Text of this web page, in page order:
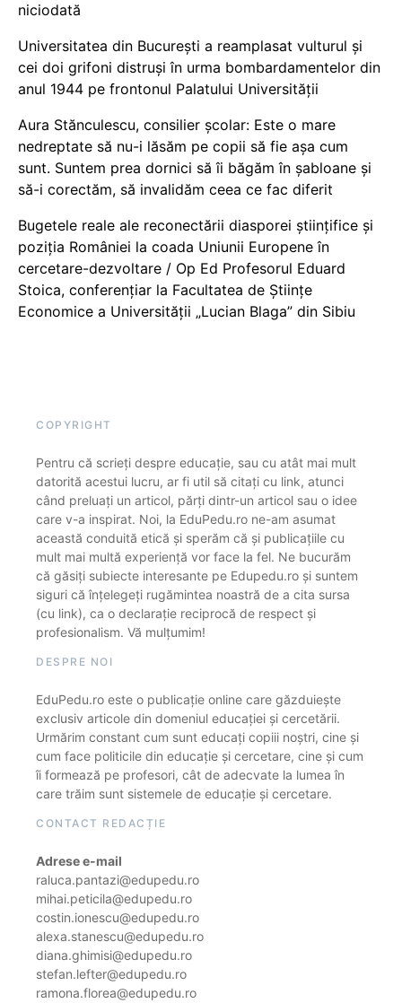
niciodată
Universitatea din București a reamplasat vulturul și
cei doi grifoni distruși în urma bombardamentelor din
anul 1944 pe frontonul Palatului Universității
Aura Stănculescu, consilier școlar: Este o mare
nedreptate să nu-i lăsăm pe copii să fie așa cum
sunt. Suntem prea dornici să îi băgăm în șabloane și
să-i corectăm, să invalidăm ceea ce fac diferit
Bugetele reale ale reconectării diasporei științifice și
poziția României la coada Uniunii Europene în
cercetare-dezvoltare / Op Ed Profesorul Eduard
Stoica, conferențiar la Facultatea de Științe
Economice a Universității „Lucian Blaga” din Sibiu
COPYRIGHT
Pentru că scrieți despre educație, sau cu atât mai mult
datorită acestui lucru, ar fi util să citați cu link, atunci
când preluați un articol, părți dintr-un articol sau o idee
care v-a inspirat. Noi, la EduPedu.ro ne-am asumat
această conduită etică și sperăm că și publicațiile cu
mult mai multă experiență vor face la fel. Ne bucurăm
că găsiți subiecte interesante pe Edupedu.ro și suntem
siguri că înțelegeți rugămintea noastră de a cita sursa
(cu link), ca o declarație reciprocă de respect și
profesionalism. Vă mulțumim!
DESPRE NOI
EduPedu.ro este o publicație online care găzduiește
exclusiv articole din domeniul educației și cercetării.
Urmărim constant cum sunt educați copiii noștri, cine și
cum face politicile din educație și cercetare, cine și cum
îi formează pe profesori, cât de adecvate la lumea în
care trăim sunt sistemele de educație și cercetare.
CONTACT REDACȚIE
Adrese e-mail
raluca.pantazi@edupedu.ro
mihai.peticila@edupedu.ro
costin.ionescu@edupedu.ro
alexa.stanescu@edupedu.ro
diana.ghimisi@edupedu.ro
stefan.lefter@edupedu.ro
ramona.florea@edupedu.ro